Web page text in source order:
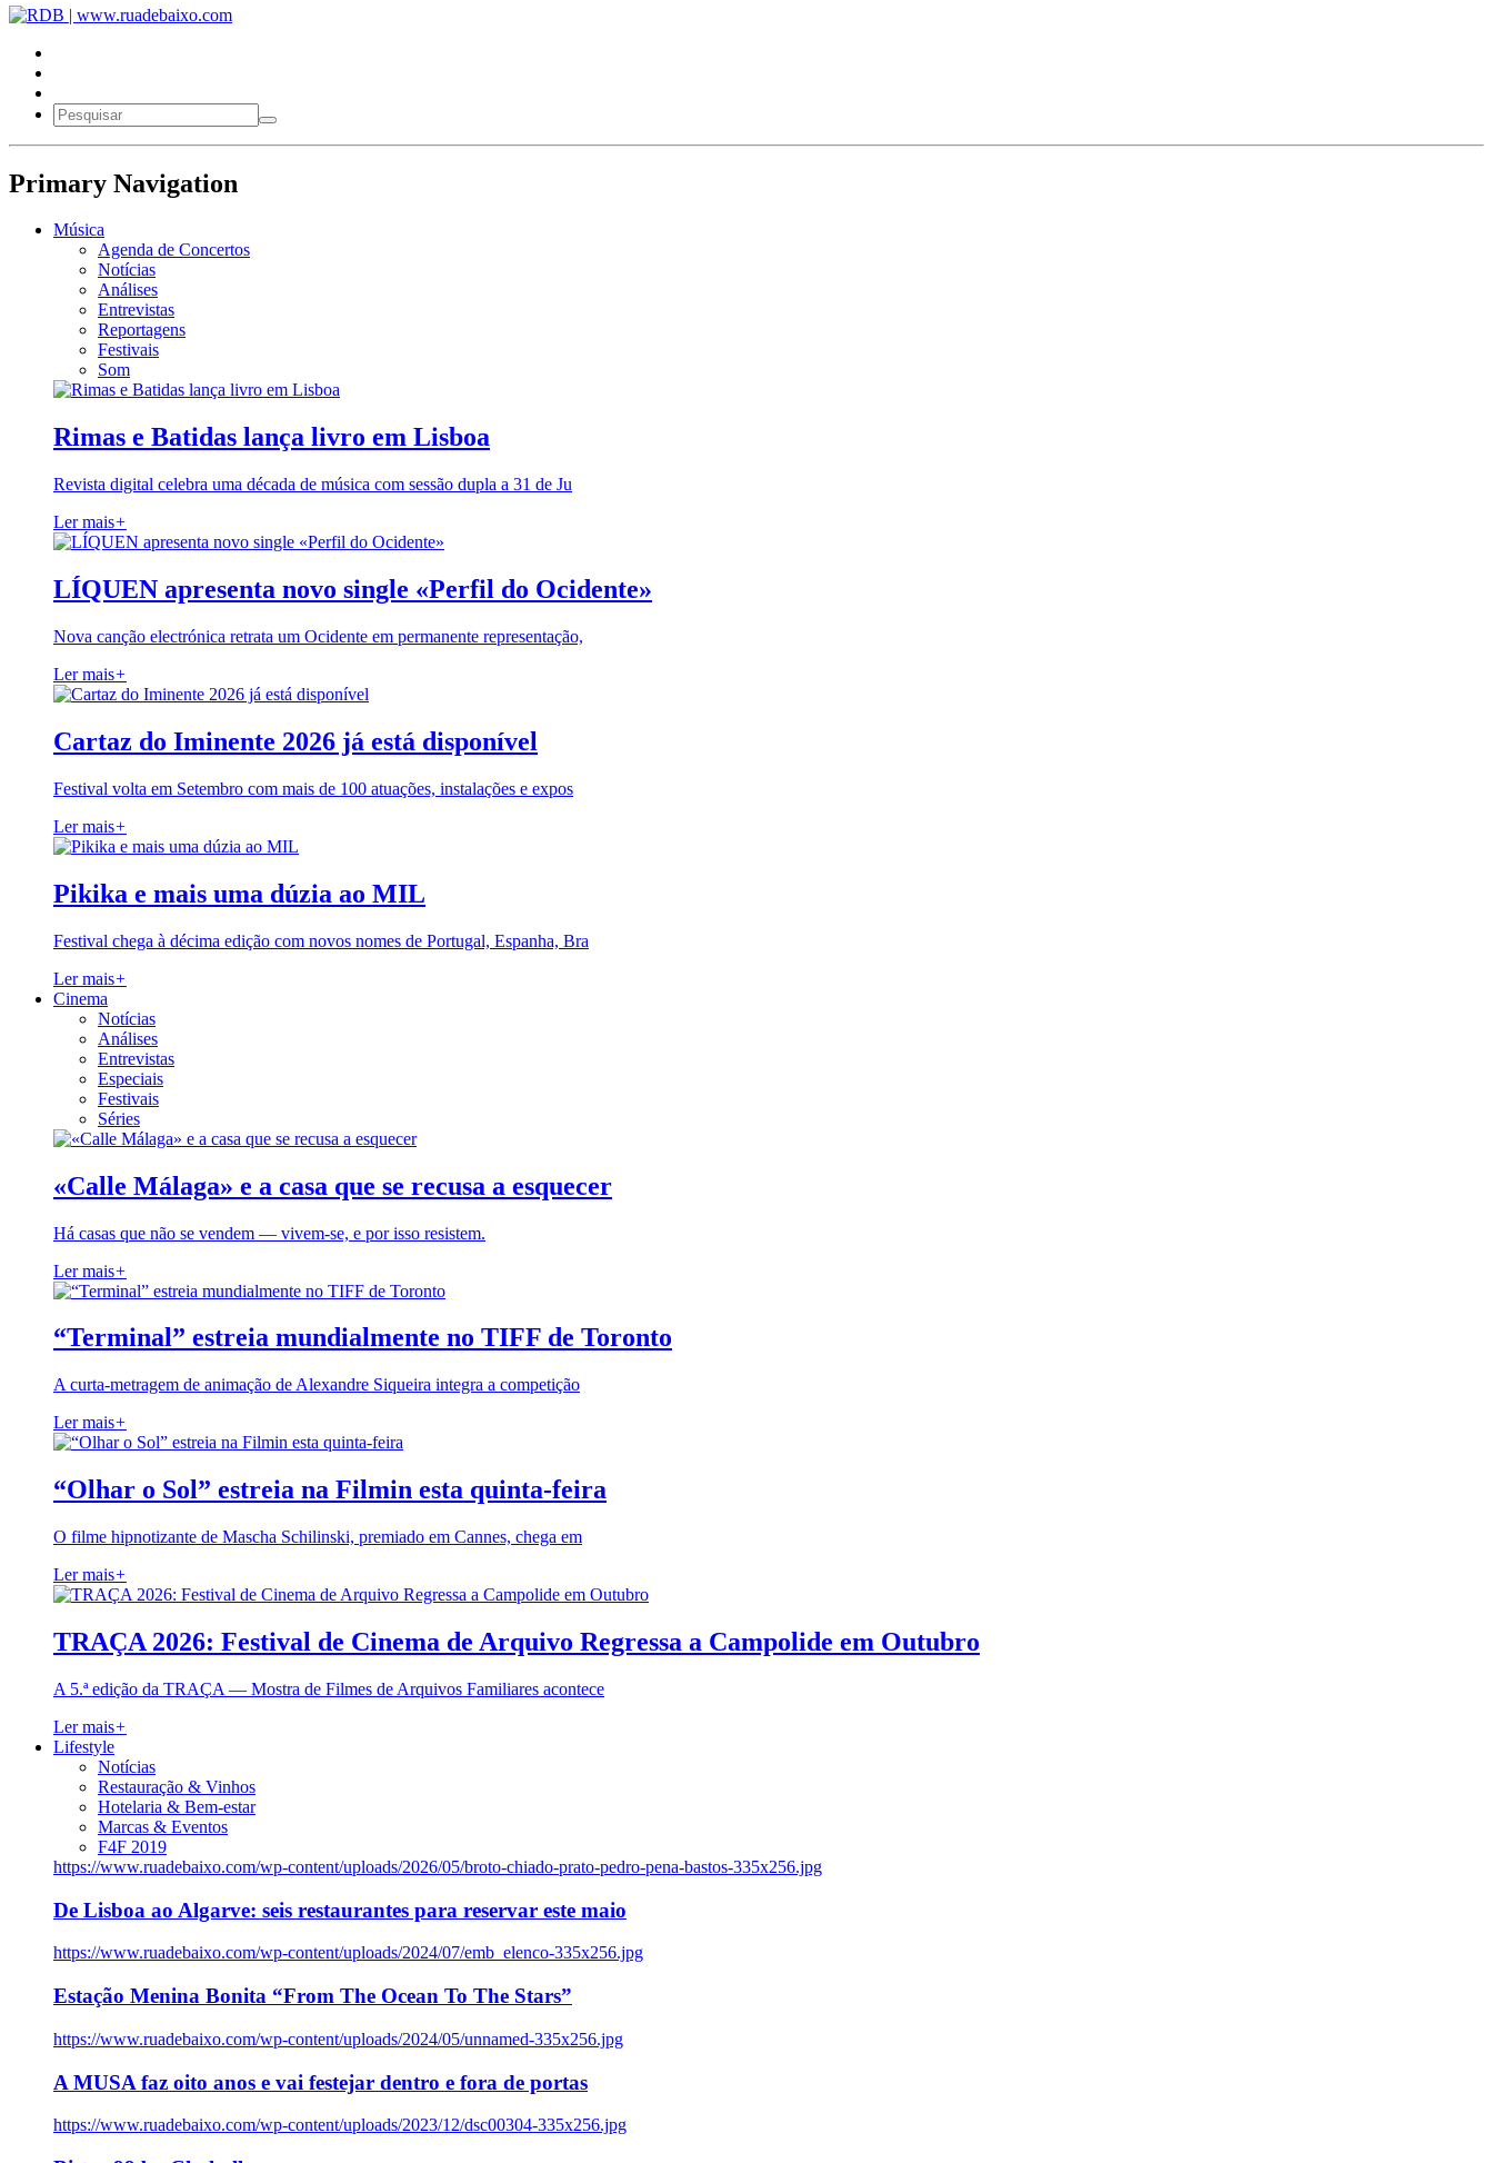
Primary Navigation
Música
Agenda de Concertos
Notícias
Análises
Entrevistas
Reportagens
Festivais
Som
Rimas e Batidas lança livro em Lisboa
Revista digital celebra uma década de música com sessão dupla a 31 de Ju
Ler mais+
LÍQUEN apresenta novo single «Perfil do Ocidente»
Nova canção electrónica retrata um Ocidente em permanente representação,
Ler mais+
Cartaz do Iminente 2026 já está disponível
Festival volta em Setembro com mais de 100 atuações, instalações e expos
Ler mais+
Pikika e mais uma dúzia ao MIL
Festival chega à décima edição com novos nomes de Portugal, Espanha, Bra
Ler mais+
Cinema
Notícias
Análises
Entrevistas
Especiais
Festivais
Séries
«Calle Málaga» e a casa que se recusa a esquecer
Há casas que não se vendem — vivem-se, e por isso resistem.
Ler mais+
“Terminal” estreia mundialmente no TIFF de Toronto
A curta-metragem de animação de Alexandre Siqueira integra a competição
Ler mais+
“Olhar o Sol” estreia na Filmin esta quinta-feira
O filme hipnotizante de Mascha Schilinski, premiado em Cannes, chega em
Ler mais+
TRAÇA 2026: Festival de Cinema de Arquivo Regressa a Campolide em Outubro
A 5.ª edição da TRAÇA — Mostra de Filmes de Arquivos Familiares acontece
Ler mais+
Lifestyle
Notícias
Restauração & Vinhos
Hotelaria & Bem-estar
Marcas & Eventos
F4F 2019
https://www.ruadebaixo.com/wp-content/uploads/2026/05/broto-chiado-prato-pedro-pena-bastos-335x256.jpg
De Lisboa ao Algarve: seis restaurantes para reservar este maio
https://www.ruadebaixo.com/wp-content/uploads/2024/07/emb_elenco-335x256.jpg
Estação Menina Bonita “From The Ocean To The Stars”
https://www.ruadebaixo.com/wp-content/uploads/2024/05/unnamed-335x256.jpg
A MUSA faz oito anos e vai festejar dentro e fora de portas
https://www.ruadebaixo.com/wp-content/uploads/2023/12/dsc00304-335x256.jpg